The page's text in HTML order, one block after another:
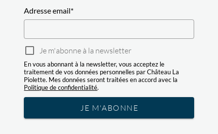
Adresse email*
Je m'abonne à la newsletter
En vous abonnant à la newsletter, vous acceptez le
traitement de vos données personnelles par Château La
Piolette. Mes données seront traitées en accord avec la
Politique de confidentialité.
JE M'ABONNE